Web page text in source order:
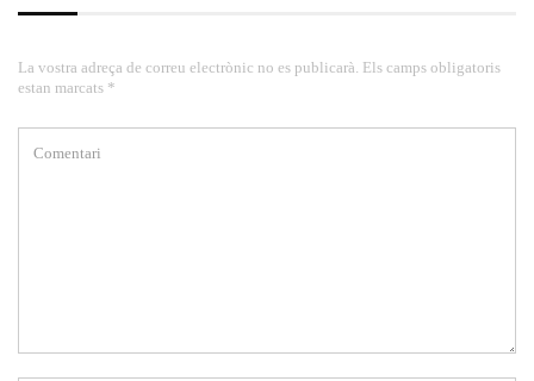
La vostra adreça de correu electrònic no es publicarà. Els camps obligatoris
estan marcats *